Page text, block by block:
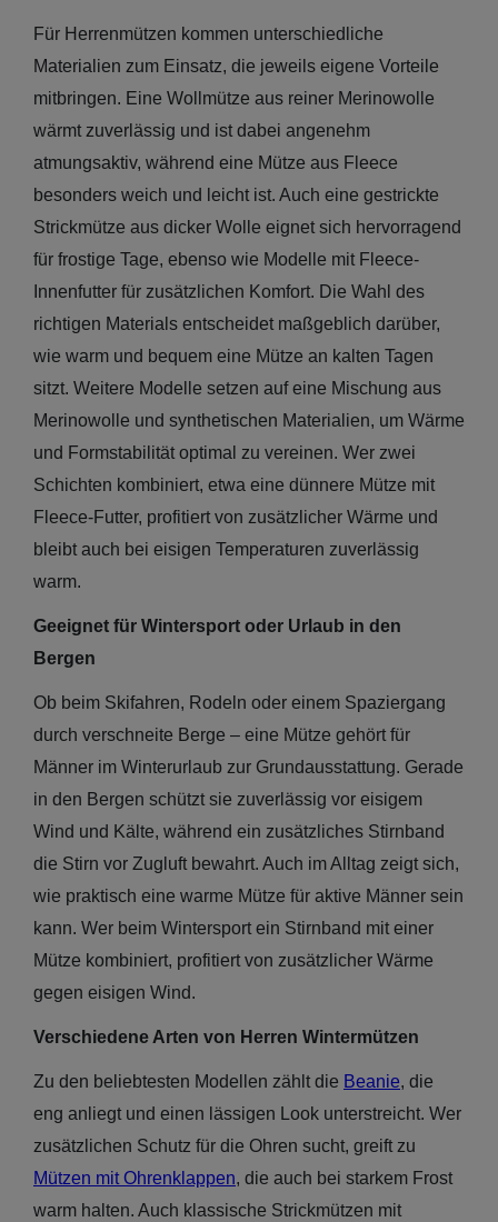
Sale:
Baseball
Caps
Sale: Army
Caps
Sale:
Trucker
Caps
Sale: Caps
mit
Ohrenschutz
Für Herrenmützen kommen unterschiedliche
Materialien zum Einsatz, die jeweils eigene Vorteile
mitbringen. Eine Wollmütze aus reiner Merinowolle
wärmt zuverlässig und ist dabei angenehm
atmungsaktiv, während eine Mütze aus Fleece
besonders weich und leicht ist. Auch eine gestrickte
Strickmütze aus dicker Wolle eignet sich hervorragend
für frostige Tage, ebenso wie Modelle mit Fleece-
Innenfutter für zusätzlichen Komfort. Die Wahl des
richtigen Materials entscheidet maßgeblich darüber,
wie warm und bequem eine Mütze an kalten Tagen
sitzt. Weitere Modelle setzen auf eine Mischung aus
Merinowolle und synthetischen Materialien, um Wärme
und Formstabilität optimal zu vereinen. Wer zwei
Schichten kombiniert, etwa eine dünnere Mütze mit
Fleece-Futter, profitiert von zusätzlicher Wärme und
bleibt auch bei eisigen Temperaturen zuverlässig
warm.
Geeignet für Wintersport oder Urlaub in den
Bergen
Ob beim Skifahren, Rodeln oder einem Spaziergang
durch verschneite Berge – eine Mütze gehört für
Männer im Winterurlaub zur Grundausstattung. Gerade
in den Bergen schützt sie zuverlässig vor eisigem
Wind und Kälte, während ein zusätzliches Stirnband
die Stirn vor Zugluft bewahrt. Auch im Alltag zeigt sich,
wie praktisch eine warme Mütze für aktive Männer sein
kann. Wer beim Wintersport ein Stirnband mit einer
Mütze kombiniert, profitiert von zusätzlicher Wärme
gegen eisigen Wind.
Verschiedene Arten von Herren Wintermützen
Zu den beliebtesten Modellen zählt die Beanie, die
eng anliegt und einen lässigen Look unterstreicht. Wer
zusätzlichen Schutz für die Ohren sucht, greift zu
Mützen mit Ohrenklappen, die auch bei starkem Frost
warm halten. Auch klassische Strickmützen mit